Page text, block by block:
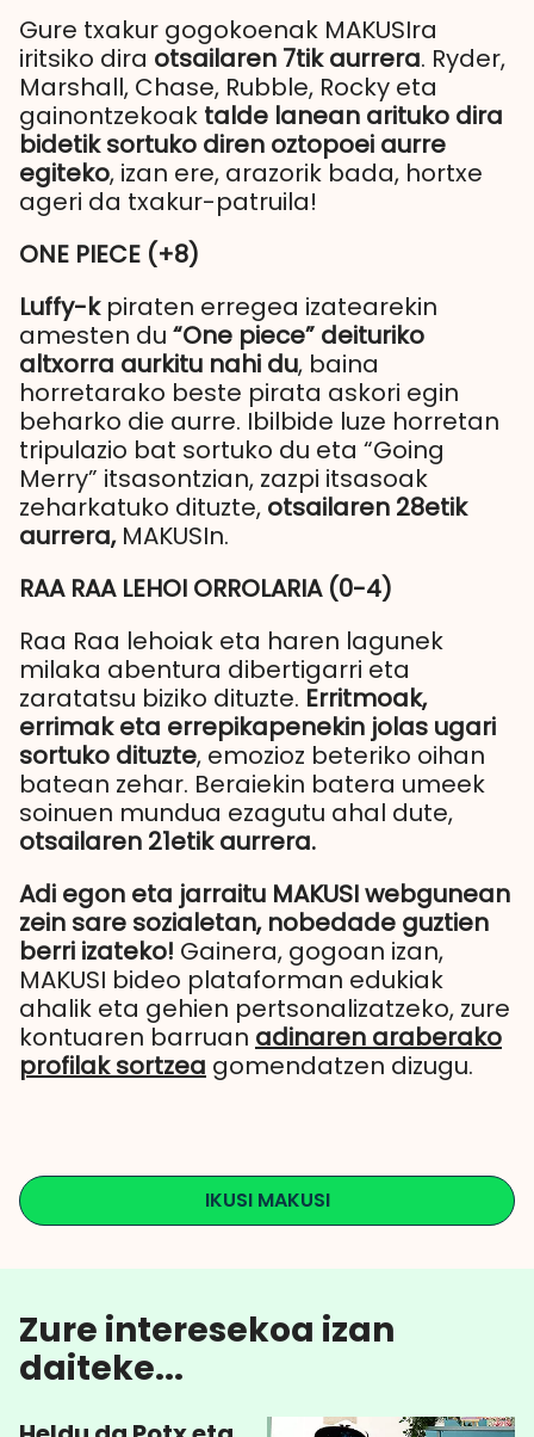
Gure txakur gogokoenak MAKUSIra
iritsiko dira otsailaren 7tik aurrera. Ryder,
Marshall, Chase, Rubble, Rocky eta
gainontzekoak talde lanean arituko dira
bidetik sortuko diren oztopoei aurre
egiteko, izan ere, arazorik bada, hortxe
ageri da txakur-patruila!
ONE PIECE (+8)
Luffy-kpiraten erregea izatearekin
amesten du “One piece” deituriko
altxorra aurkitu nahi du, baina
horretarako beste pirata askori egin
beharko die aurre. Ibilbide luze horretan
tripulazio bat sortuko du eta “Going
Merry” itsasontzian, zazpi itsasoak
zeharkatuko dituzte, otsailaren 28etik
aurrera,MAKUSIn.
RAA RAA LEHOI ORROLARIA (0-4)
Raa Raa lehoiak eta haren lagunek
milaka abentura dibertigarri eta
zaratatsu biziko dituzte. Erritmoak,
errimak eta errepikapenekin jolas ugari
sortuko dituzte, emozioz beteriko oihan
batean zehar. Beraiekin batera umeek
soinuen mundua ezagutu ahal dute,
otsailaren 21etik aurrera.
Adi egon eta jarraitu MAKUSI webgunean
zein sare sozialetan, nobedade guztien
berri izateko! Gainera, gogoan izan,
MAKUSI bideo plataforman edukiak
ahalik eta gehien pertsonalizatzeko, zure
kontuaren barruan adinaren araberako
profilak sortzea gomendatzen dizugu.
IKUSI MAKUSI
Zure interesekoa izan
daiteke...